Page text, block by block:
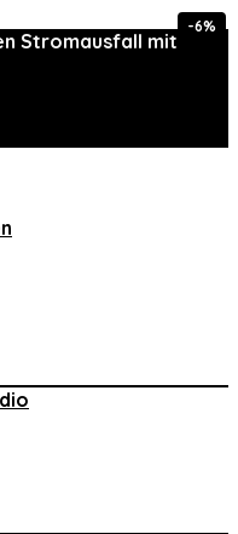
Stromausfall mit
-6%